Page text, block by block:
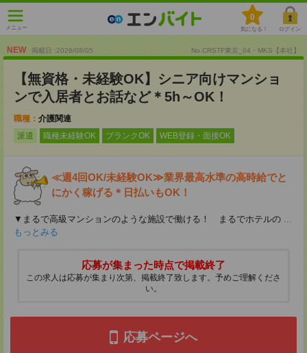
メニュー
0
気になる！ ログイン
NEW 掲載日 :2026/08/05 No.CRSTF東京_04・MKS【本社】
【無資格・未経験OK】シニア向けマンショ
ンで入居者とお話など＊5h～OK！
職種： 介護関連
派遣
職種未経験OK ブランクOK WEB登録・面接OK
≪週4回OK/未経験OK≫業界最高水準の高時給でと
にかく稼げる＊日払いもOK！
▼まるで高級マンションのような施設で働ける！ まるでホテルの ...
もっとみる
応募が集まった時点で掲載終了
この求人は応募が集まり次第、掲載終了致します。予めご理解くださ
い。
応募ページへ